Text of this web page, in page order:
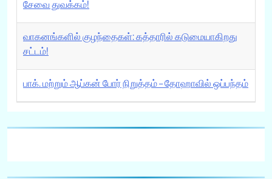
சேவை துவக்கம்!
வாகனங்களில் குழந்தைகள்: கத்தாரில் கடுமையாகிறது
சட்டம்!
பாக். மற்றும் ஆப்கன் போர் நிறுத்தம் – தோஹாவில் ஒப்பந்தம்